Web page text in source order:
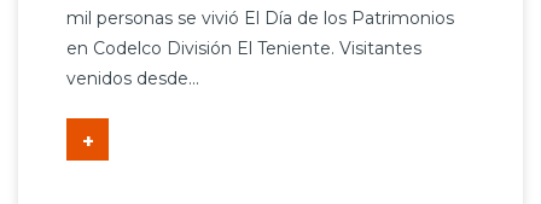
Prensa
Trabaja en Codelco
Transparencia activa
mil personas se vivió El Día de los Patrimonios
en Codelco División El Teniente. Visitantes
venidos desde...
+